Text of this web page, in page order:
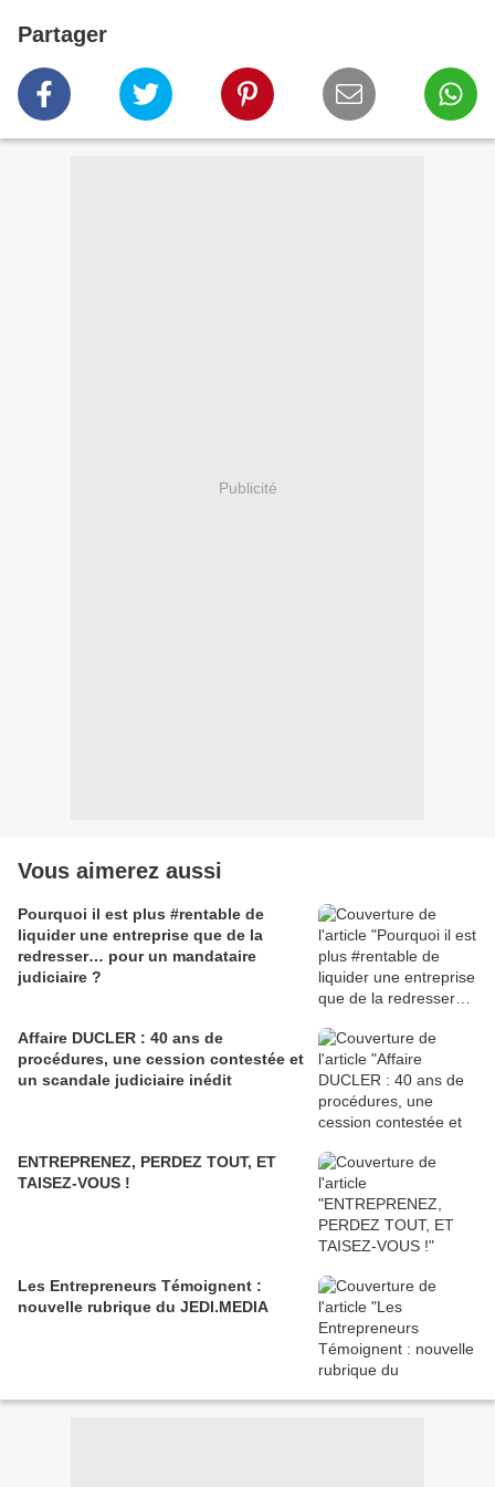
Partager
Publicité
Vous aimerez aussi
Pourquoi il est plus #rentable de
liquider une entreprise que de la
redresser… pour un mandataire
judiciaire ?
Affaire DUCLER : 40 ans de
procédures, une cession contestée et
un scandale judiciaire inédit
ENTREPRENEZ, PERDEZ TOUT, ET
TAISEZ-VOUS !
Les Entrepreneurs Témoignent :
nouvelle rubrique du JEDI.MEDIA